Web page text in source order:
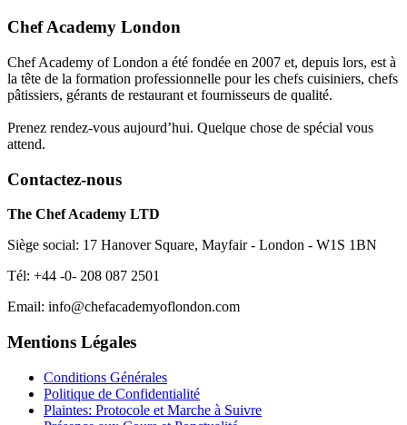
Chef Academy London
Chef Academy of London a été fondée en 2007 et, depuis lors, est à
la tête de la formation professionnelle pour les chefs cuisiniers, chefs
pâtissiers, gérants de restaurant et fournisseurs de qualité.
Prenez rendez-vous aujourd’hui. Quelque chose de spécial vous
attend.
Contactez-nous
The Chef Academy LTD
Siège social: 17 Hanover Square, Mayfair - London - W1S 1BN
Tél: +44 -0- 208 087 2501
Email: info@chefacademyoflondon.com
Mentions Légales
Conditions Générales
Politique de Confidentialité
Plaintes: Protocole et Marche à Suivre